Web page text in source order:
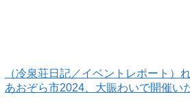
（冷泉荘日記／イベントレポート）
あおぞら市2024、大賑わいで開催い